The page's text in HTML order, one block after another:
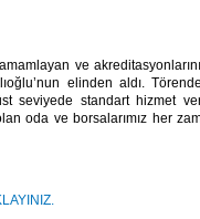
ve
elinden aldı.
seviyede standart hizmet
oda ve borsalarımız her